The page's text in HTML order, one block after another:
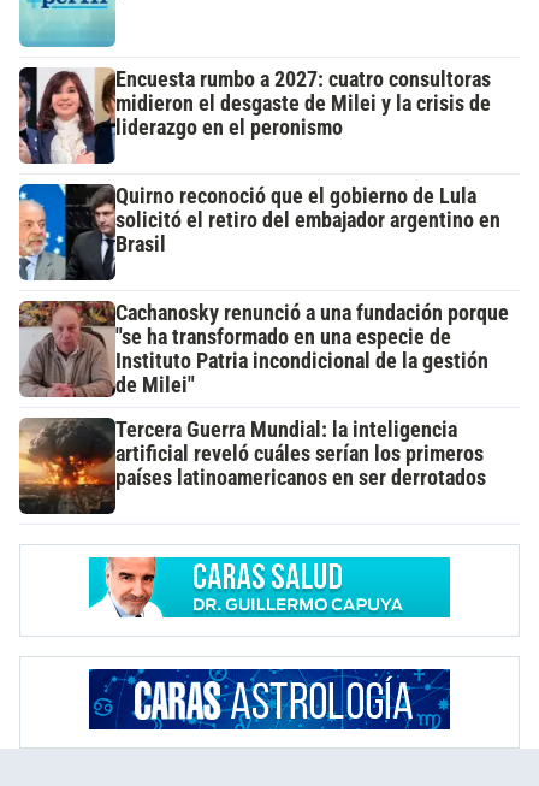
Encuesta rumbo a 2027: cuatro consultoras
midieron el desgaste de Milei y la crisis de
liderazgo en el peronismo
Quirno reconoció que el gobierno de Lula
solicitó el retiro del embajador argentino en
Brasil
Cachanosky renunció a una fundación porque
"se ha transformado en una especie de
Instituto Patria incondicional de la gestión
de Milei"
Tercera Guerra Mundial: la inteligencia
artificial reveló cuáles serían los primeros
países latinoamericanos en ser derrotados